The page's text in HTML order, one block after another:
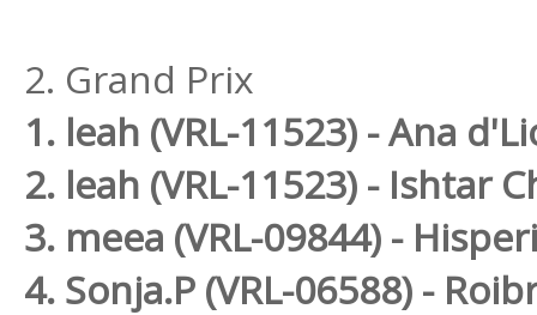
2. Grand Prix
1. leah (VRL-11523) - Ana
2. leah (VRL-11523) - Ishtar
3. meea (VRL-09844) -
4. Sonja.P (VRL-06588) -